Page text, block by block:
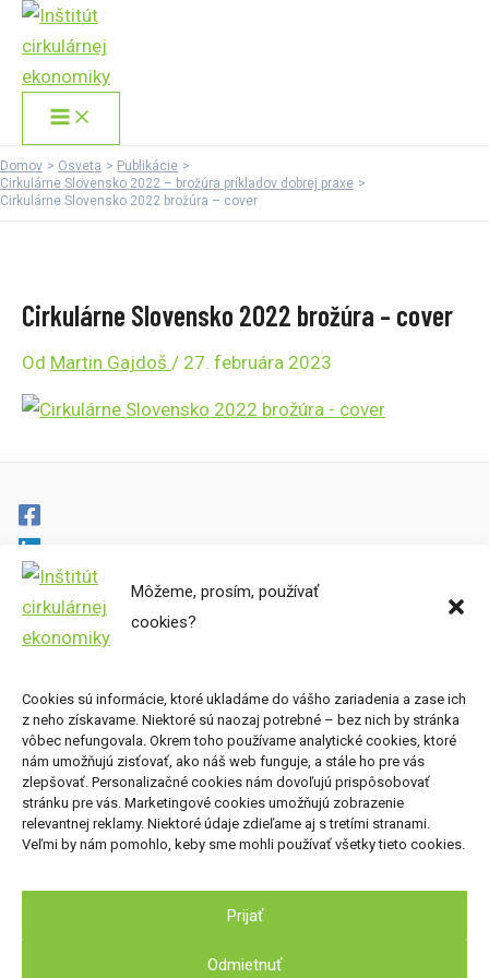
Môžeme, prosím, používať
cookies?
Cookies sú informácie, ktoré ukladáme do vášho zariadenia a zase ich
z neho získavame. Niektoré sú naozaj potrebné – bez nich by stránka
vôbec nefungovala. Okrem toho používame analytické cookies, ktoré
nám umožňujú zisťovať, ako náš web funguje, a stále ho pre vás
zlepšovať. Personalizačné cookies nám dovoľujú prispôsobovať
stránku pre vás. Marketingové cookies umožňujú zobrazenie
relevantnej reklamy. Niektoré údaje zdieľame aj s tretími stranami.
Veľmi by nám pomohlo, keby sme mohli používať všetky tieto cookies.
Prijať
Odmietnuť
Preskočiť
obsah
Main
Menu
Domov Osveta
Publikácie
Cirkulárne Slovensko 2022 – brožúra príkladov dobrej praxe
Cirkulárne Slovensko 2022 brožúra – cover
Cirkulárne Slovensko 2022 brožúra – cover
Od Martin Gajdoš / 27. februára 2023
Cirkulárne mapy
Miesta preč
Zásady ochrany osobných údajov
Kde nás nájdete
Inštitút cirkulárnej ekonomiky, o.z.
Nová Cvernovka
Račianska 78, 831 02 Bratislava